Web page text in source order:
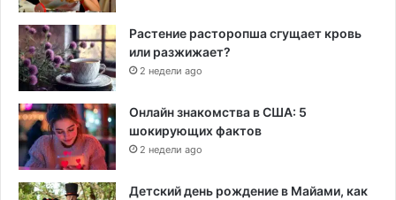
Растение расторопша сгущает кровь
или разжижает?
2 недели ago
Онлайн знакомства в США: 5
шокирующих фактов
2 недели ago
Детский день рождение в Майами, как